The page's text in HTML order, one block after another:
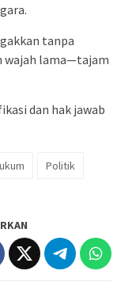
tanpa
wajah lama—tajam
dan hak jawab
Politik